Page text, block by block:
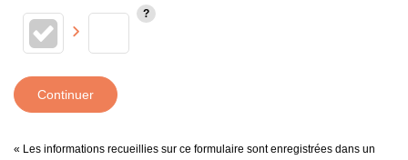
Continuer
« Les informations recueillies sur ce formulaire sont enregistrées dans un